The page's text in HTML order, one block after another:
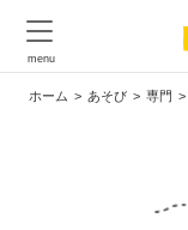
ホーム あそび 専門